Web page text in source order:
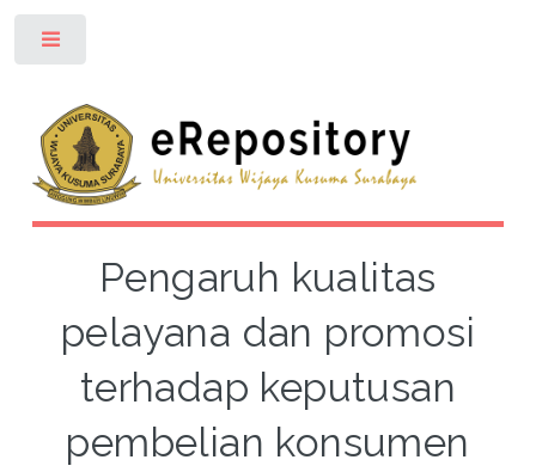
Pengaruh kualitas
pelayana dan promosi
terhadap keputusan
pembelian konsumen